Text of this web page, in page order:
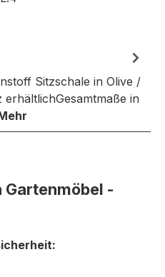
Sitzschale in Olive /
in
Gartenmöbel -